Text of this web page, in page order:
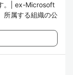
。| ex-Microsoft
所属する組織の公